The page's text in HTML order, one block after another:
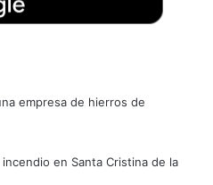
empresa de hierros de
en Santa Cristina de la